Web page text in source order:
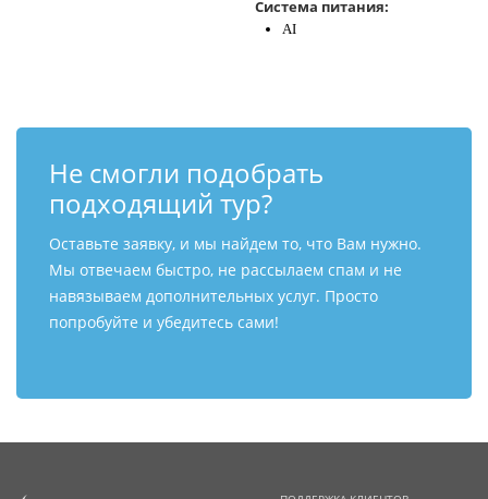
Система питания:
AI
Не смогли подобрать
подходящий тур?
Оставьте заявку, и мы найдем то, что Вам нужно.
Мы отвечаем быстро, не рассылаем спам и не
навязываем дополнительных услуг. Просто
попробуйте и убедитесь сами!